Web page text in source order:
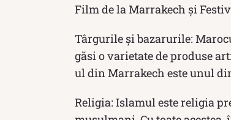
Film de la Marrakech și
Târgurile și bazarurile:
găsi o varietate de produse
ul din Marrakech este unul
Religia: Islamul este religia